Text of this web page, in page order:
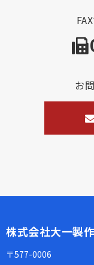
お
株式会社大一製
〒577-0006